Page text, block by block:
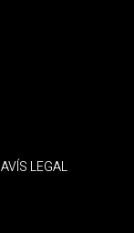
AVÍS LEGAL